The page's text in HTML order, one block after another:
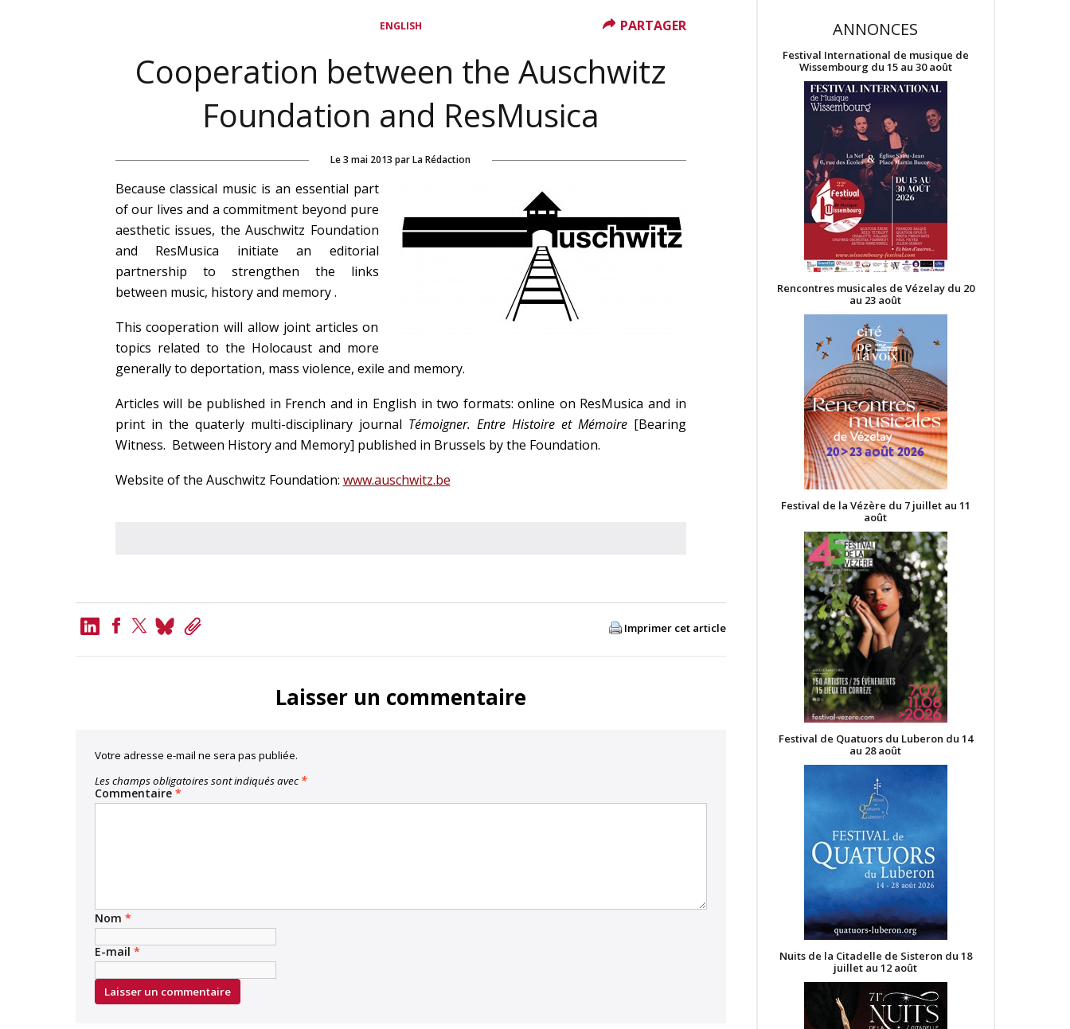
ENGLISH
Cooperation between the Auschwitz
Foundation and ResMusica
Le3 mai 2013 parLa Rédaction
Because classical music is an essential part
of our lives and a commitment beyond pure
aesthetic issues, the Auschwitz Foundation
and ResMusica initiate an editorial
partnership to strengthen the links
between music, history and memory .
This cooperation will allow joint articles on
topics related to the Holocaust and more
generally to deportation, mass violence, exile and memory.
Articles will be published in French and in English in two formats: online on ResMusica and in
print in the quaterly multi-disciplinary journal Témoigner. Entre Histoire et Mémoire [Bearing
Witness. Between History and Memory] published in Brussels by the Foundation.
Website of the Auschwitz Foundation: www.auschwitz.be
PARTAGER
LinkedIn
BlueskyCopy
Imprimer cet article
Laisser un commentaire
Votre adresse e-mail ne sera pas publiée.
Les champs obligatoires sont indiqués avec *
Commentaire *
Nom *
E-mail *
ANNONCES
Festival International de musique de
Wissembourg du 15 au 30 août
Rencontres musicales de Vézelay du 20
au 23 août
Festival de la Vézère du 7 juillet au 11
août
Festival de Quatuors du Luberon du 14
au 28 août
Nuits de la Citadelle de Sisteron du 18
juillet au 12 août